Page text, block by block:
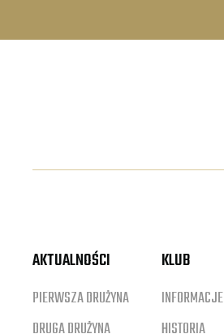
AKTUALNOŚCI
PIERWSZA DRUŻYNA
KLUB
INFORMACJE